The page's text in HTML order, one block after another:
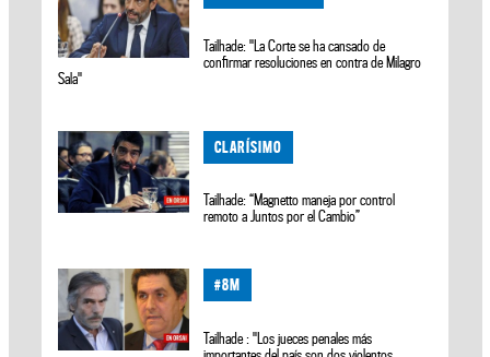
Tailhade: "La Corte se ha cansado de
confirmar resoluciones en contra de Milagro
Sala"
CLARÍSIMO
Tailhade: “Magnetto maneja por control
remoto a Juntos por el Cambio”
#8M
Tailhade : "Los jueces penales más